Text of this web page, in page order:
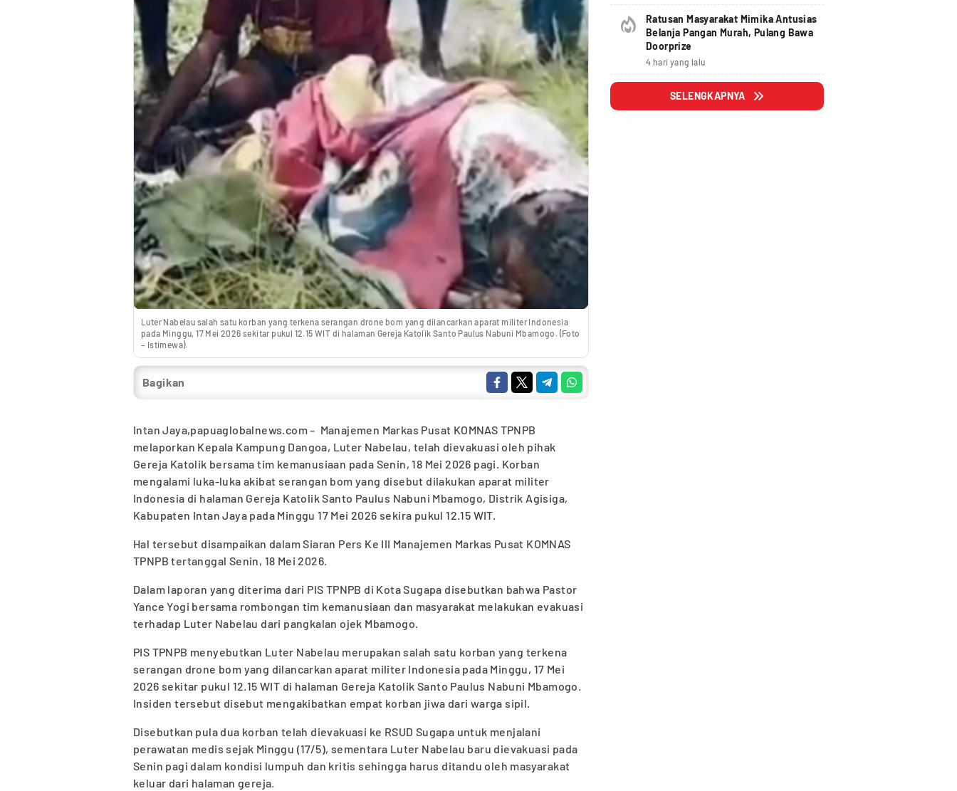
Luter Nabelau salah satu korban yang terkena serangan drone bom yang dilancarkan aparat militer Indonesia
pada Minggu, 17 Mei 2026 sekitar pukul 12.15 WIT di halaman Gereja Katolik Santo Paulus Nabuni Mbamogo. (Foto
– Istimewa).
Bagikan
Intan Jaya,papuaglobalnews.com – Manajemen Markas Pusat KOMNAS TPNPB
melaporkan Kepala Kampung Dangoa, Luter Nabelau, telah dievakuasi oleh pihak
Gereja Katolik bersama tim kemanusiaan pada Senin, 18 Mei 2026 pagi. Korban
mengalami luka-luka akibat serangan bom yang disebut dilakukan aparat militer
Indonesia di halaman Gereja Katolik Santo Paulus Nabuni Mbamogo, Distrik Agisiga,
Kabupaten Intan Jaya pada Minggu 17 Mei 2026 sekira pukul 12.15 WIT.
Hal tersebut disampaikan dalam Siaran Pers Ke III Manajemen Markas Pusat KOMNAS
TPNPB tertanggal Senin, 18 Mei 2026.
Dalam laporan yang diterima dari PIS TPNPB di Kota Sugapa disebutkan bahwa Pastor
Yance Yogi bersama rombongan tim kemanusiaan dan masyarakat melakukan evakuasi
terhadap Luter Nabelau dari pangkalan ojek Mbamogo.
PIS TPNPB menyebutkan Luter Nabelau merupakan salah satu korban yang terkena
serangan drone bom yang dilancarkan aparat militer Indonesia pada Minggu, 17 Mei
2026 sekitar pukul 12.15 WIT di halaman Gereja Katolik Santo Paulus Nabuni Mbamogo.
Insiden tersebut disebut mengakibatkan empat korban jiwa dari warga sipil.
Disebutkan pula dua korban telah dievakuasi ke RSUD Sugapa untuk menjalani
perawatan medis sejak Minggu (17/5), sementara Luter Nabelau baru dievakuasi pada
Senin pagi dalam kondisi lumpuh dan kritis sehingga harus ditandu oleh masyarakat
keluar dari halaman gereja.
Ratusan Masyarakat Mimika Antusias
Belanja Pangan Murah, Pulang Bawa
Doorprize
4 hari yang lalu
SELENGKAPNYA